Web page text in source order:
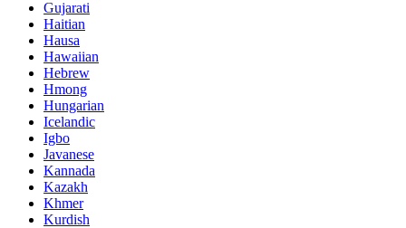
Gujarati
Haitian
Hausa
Hawaiian
Hebrew
Hmong
Hungarian
Icelandic
Igbo
Javanese
Kannada
Kazakh
Khmer
Kurdish